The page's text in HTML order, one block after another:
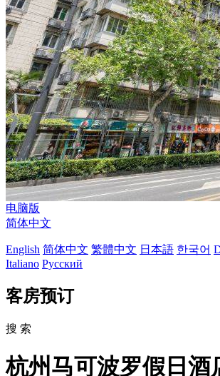
电脑版
简体中文
English 简体中文 繁體中文 日本語 한국어
Italiano Русский
客房预订
搜 索
杭州马可波罗假日酒